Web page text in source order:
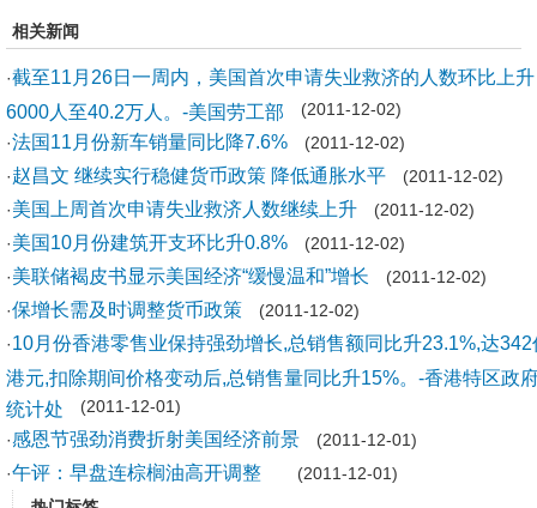
相关新闻
·截至11月26日一周内，美国首次申请失业救济的人数环比上升
6000人至40.2万人。-美国劳工部 (2011-12-02)
·法国11月份新车销量同比降7.6% (2011-12-02)
· 赵昌文 继续实行稳健货币政策 降低通胀水平 (2011-12-02)
· 美国上周首次申请失业救济人数继续上升 (2011-12-02)
· 美国10月份建筑开支环比升0.8% (2011-12-02)
· 美联储褐皮书显示美国经济“缓慢温和”增长 (2011-12-02)
·保增长需及时调整货币政策 (2011-12-02)
· 10月份香港零售业保持强劲增长,总销售额同比升23.1%,达342
港元,扣除期间价格变动后,总销售量同比升15%。-香港特区政
统计处 (2011-12-01)
·感恩节强劲消费折射美国经济前景 (2011-12-01)
·午评：早盘连棕榈油高开调整 (2011-12-01)